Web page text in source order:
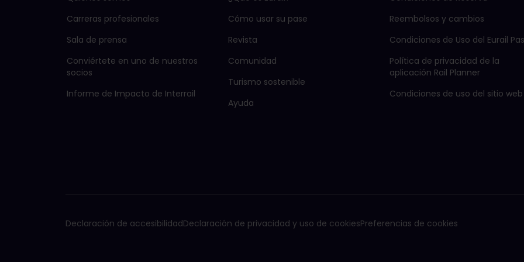
Carreras profesionales
Sala de prensa
Conviértete en uno de nuestros
socios
Informe de Impacto de Interrail
Cómo usar su pase
Revista
Comunidad
Turismo sostenible
Ayuda
Reembolsos y cambios
Condiciones de Uso del Eurail
Política de privacidad de la
aplicación Rail Planner
Condiciones de uso del sitio web
Declaración de accesibilidadDeclaración de privacidad y uso de cookiesPreferencias de cookies